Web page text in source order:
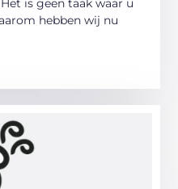
hebben wij nu